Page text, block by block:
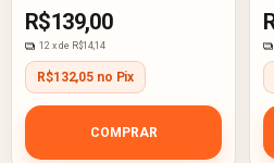
R$139,00
12 x de R$14,14
R$132,05 no Pix
COMPRAR